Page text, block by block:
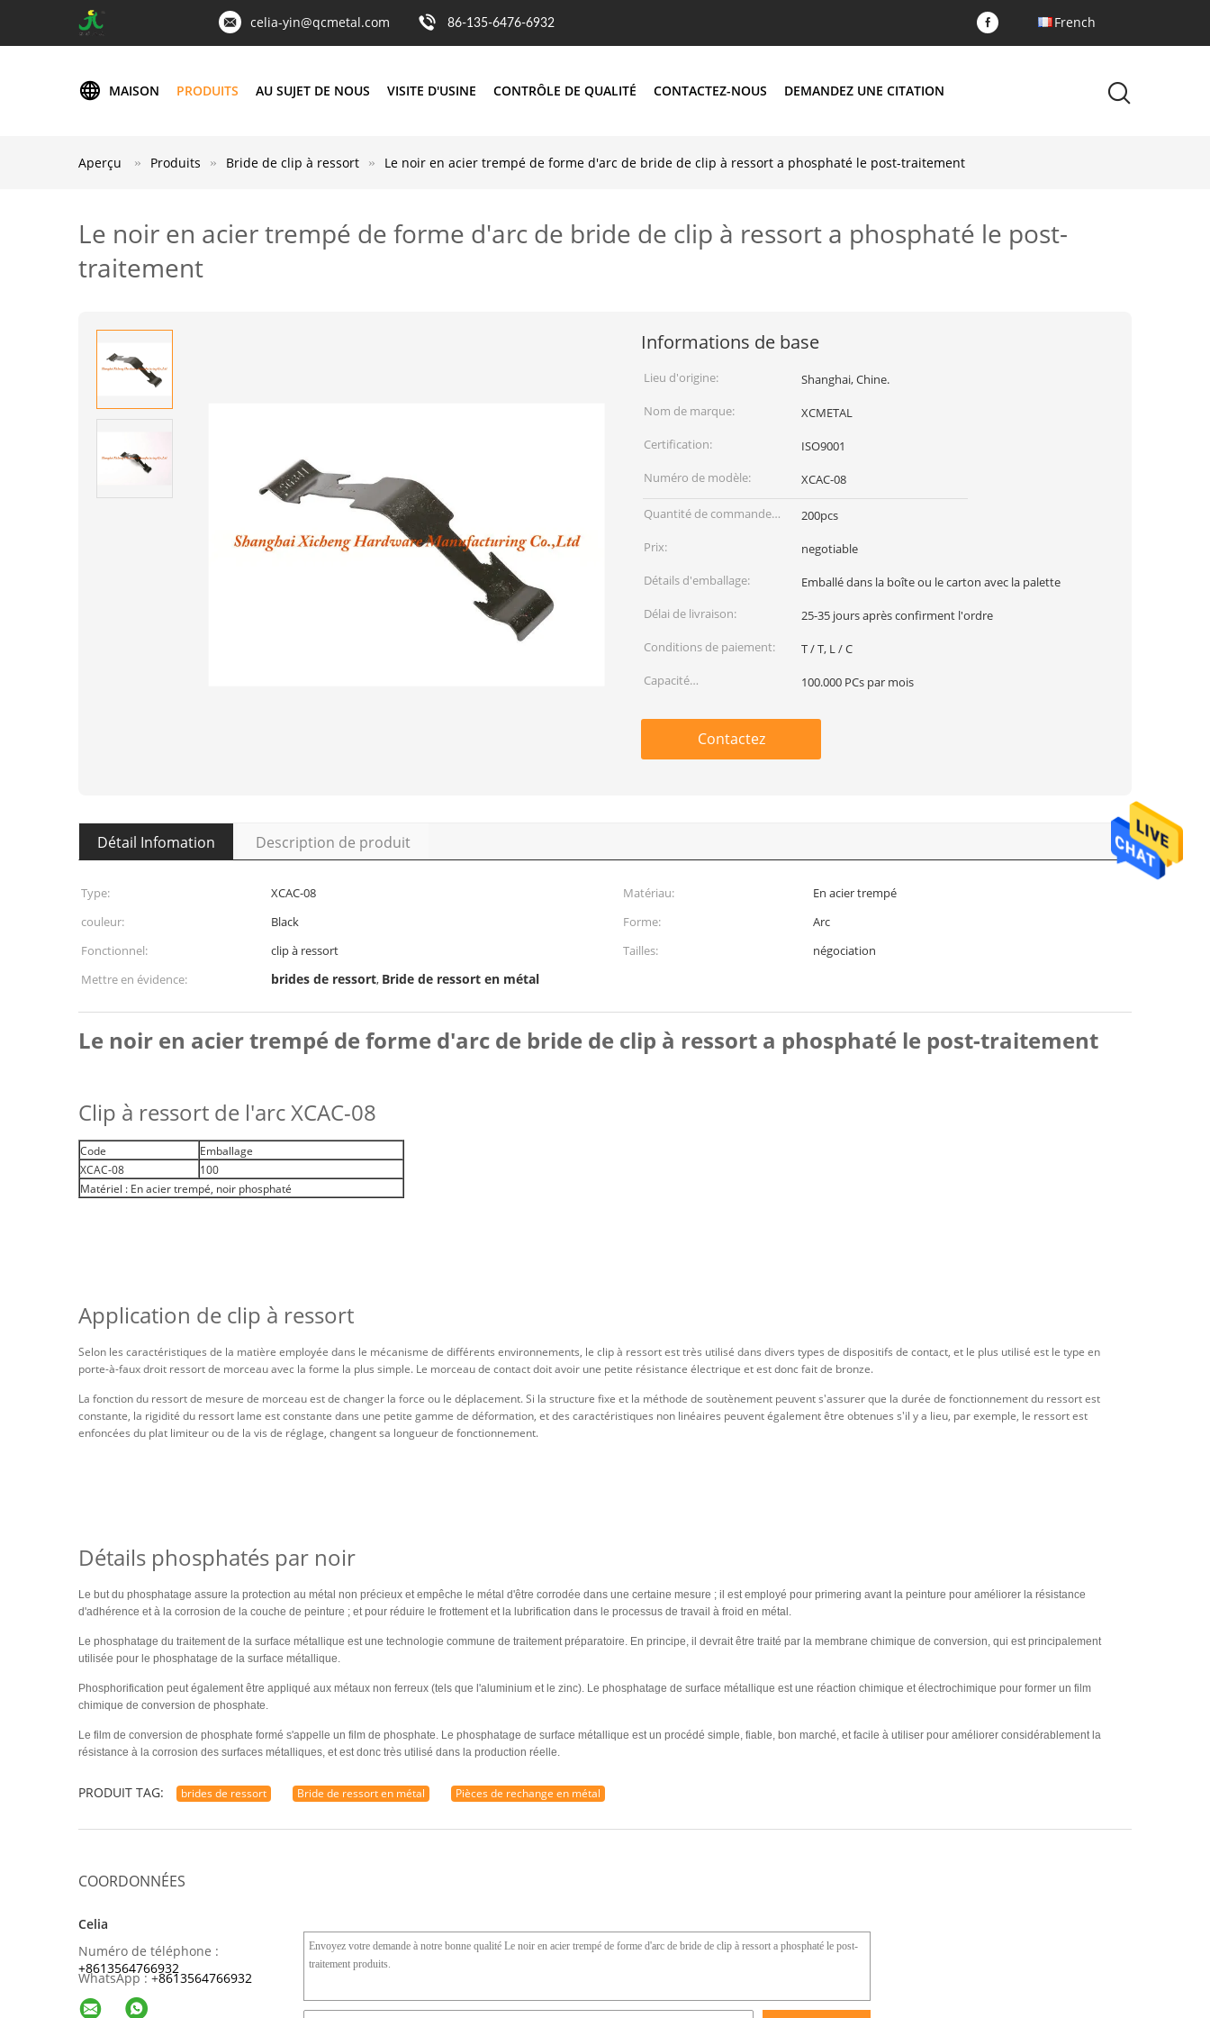
celia-yin@qcmetal.com 86-135-6476-6932 French
MAISON PRODUITS AU SUJET DE NOUS VISITE D'USINE CONTRÔLE DE QUALITÉ CONTACTEZ-NOUS DEMANDEZ UNE CITATION
Aperçu Produits Bride de clip à ressort Le noir en acier trempé de forme d'arc de bride de clip à ressort a phosphaté le post-traitement
Le noir en acier trempé de forme d'arc de bride de clip à ressort a phosphaté le post-
traitement
Informations de base
Lieu d'origine:
Shanghai, Chine.
Nom de marque:
XCMETAL
Certification:
ISO9001
Numéro de modèle:
XCAC-08
Quantité de commande
min:
200pcs
Prix:
negotiable
Détails d'emballage:
Emballé dans la boîte ou le carton avec la palette
Délai de livraison:
25-35 jours après confirment l'ordre
Conditions de paiement:
T / T, L / C
Capacité
100.000 PCs par mois
Contactez
Détail Infomation Description de produit
Type: XCAC-08 Matériau:
En acier trempé
couleur:
Black Forme:
Arc
Fonctionnel:
clip à ressort Tailles:
négociation
Mettre en évidence:
brides de ressort, Bride de ressort en métal
Le noir en acier trempé de forme d'arc de bride de clip à ressort a phosphaté le post-traitement
Clip à ressort de l'arc XCAC-08
Code
Emballage
XCAC-08
100
Matériel : En acier trempé, noir phosphaté
Application de clip à ressort
Selon les caractéristiques de la matière employée dans le mécanisme de différents environnements, le clip à ressort est très utilisé dans divers types de dispositifs de contact, et le plus utilisé est le type en
porte-à-faux droit ressort de morceau avec la forme la plus simple. Le morceau de contact doit avoir une petite résistance électrique et est donc fait de bronze.
La fonction du ressort de mesure de morceau est de changer la force ou le déplacement. Si la structure fixe et la méthode de soutènement peuvent s'assurer que la durée de fonctionnement du ressort est
constante, la rigidité du ressort lame est constante dans une petite gamme de déformation, et des caractéristiques non linéaires peuvent également être obtenues s'il y a lieu, par exemple, le ressort est
enfoncées du plat limiteur ou de la vis de réglage, changent sa longueur de fonctionnement.
Détails phosphatés par noir
Le but du phosphatage assure la protection au métal non précieux et empêche le métal d'être corrodée dans une certaine mesure ; il est employé pour primering avant la peinture pour améliorer la résistance
d'adhérence et à la corrosion de la couche de peinture ; et pour réduire le frottement et la lubrification dans le processus de travail à froid en métal.
Le phosphatage du traitement de la surface métallique est une technologie commune de traitement préparatoire. En principe, il devrait être traité par la membrane chimique de conversion, qui est principalement
utilisée pour le phosphatage de la surface métallique.
Phosphorification peut également être appliqué aux métaux non ferreux (tels que l'aluminium et le zinc). Le phosphatage de surface métallique est une réaction chimique et électrochimique pour former un film
chimique de conversion de phosphate.
Le film de conversion de phosphate formé s'appelle un film de phosphate. Le phosphatage de surface métallique est un procédé simple, fiable, bon marché, et facile à utiliser pour améliorer considérablement la
résistance à la corrosion des surfaces métalliques, et est donc très utilisé dans la production réelle.
PRODUIT TAG: brides de ressort Bride de ressort en métal Pièces de rechange en métal
COORDONNÉES
Celia
Numéro de téléphone :
+8613564766932
WhatsApp :+8613564766932